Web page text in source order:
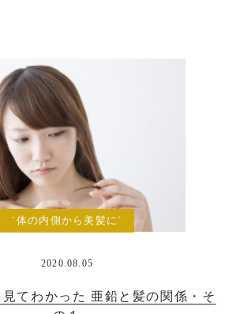
`体の内側から美髪に`
2020.08.05
てわかった 亜鉛と髪の関係・そ